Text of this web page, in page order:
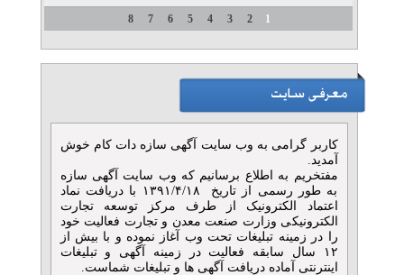
1
2
3
4
5
6
7
8
کاربر گرامی به وب سایت آگهی سازه دات کام خوش
آمدید.
مفتخریم به اطلاع برسانیم که وب سایت آگهی سازه
به طور رسمی از تاریخ ۱۳۹۱/۴/۱۸ با دریافت نماد
اعتماد الکترونیک از طرف مرکز توسعه تجارت
الکترونیکی وزارت صنعت معدن و تجارت فعالیت خود
را در زمینه تبلیغات تحت وب آغاز نموده و با بیش از
۱۲ سال سابقه فعالیت در زمینه آگهی و تبلیغات
اینترنتی آماده دریافت آگهی ها و تبلیغات شماست.